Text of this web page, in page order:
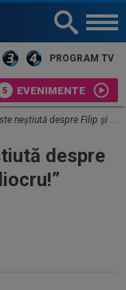
PROGRAM TV
EVENIMENTE
Filip și Reghecampf. ”Mediocru!”
despre